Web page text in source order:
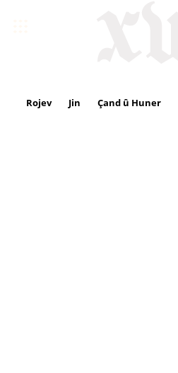
Rojev Jin Çand û Huner